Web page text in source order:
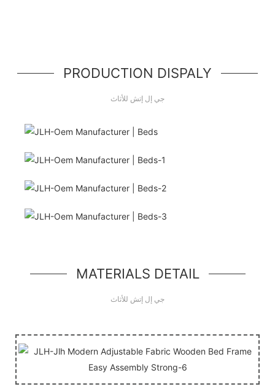
PRODUCTION DISPALY
جي إل إتش للأثاث
MATERIALS DETAIL
جي إل إتش للأثاث